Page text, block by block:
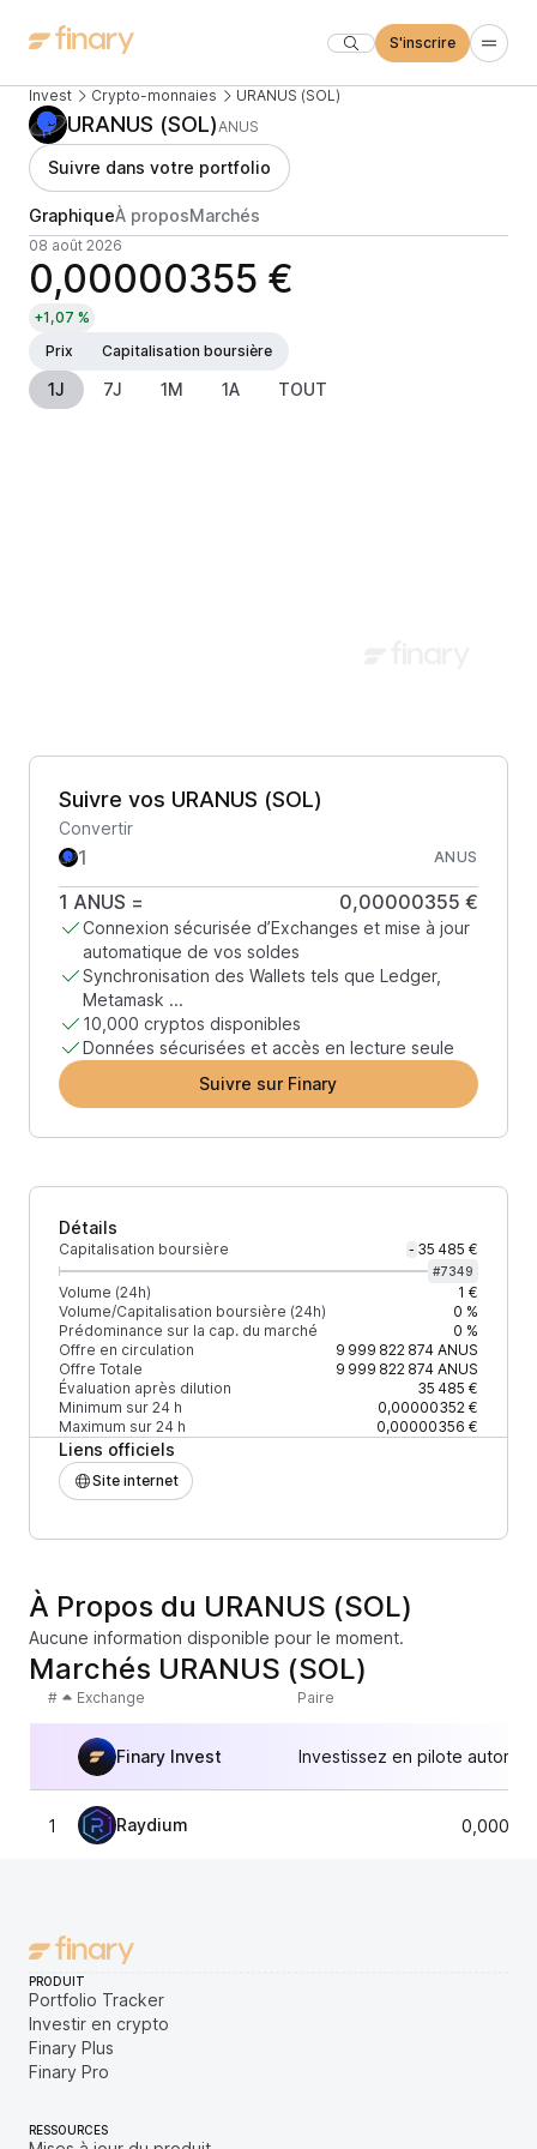
S'inscrire
Invest Crypto-monnaies URANUS (SOL)
URANUS (SOL)ANUS
Suivre dans votre portfolio
GraphiqueÀ proposMarchés
08 août 2026
0,00000355 €
+1,07 %
Prix
Capitalisation boursière
1J 7J 1M 1A TOUT
Suivre vos URANUS (SOL)
Convertir
ANUS
1 ANUS = 0,00000355 €
Connexion sécurisée d’Exchanges et mise à jour
automatique de vos soldes
Synchronisation des Wallets tels que Ledger,
Metamask ...
10,000 cryptos disponibles
Données sécurisées et accès en lecture seule
Suivre sur Finary
Détails
Capitalisation boursière - 35 485 €
#7349
Volume (24h)
1 €
Volume/Capitalisation boursière (24h)
0 %
Prédominance sur la cap. du marché
0 %
Offre en circulation
9 999 822 874ANUS
Offre Totale
9 999 822 874ANUS
Évaluation après dilution
35 485 €
Minimum sur 24 h
0,00000352 €
Maximum sur 24 h
0,00000356 €
Liens officiels
Site internet
À Propos du URANUS (SOL)
Aucune information disponible pour le moment.
Marchés URANUS (SOL)
# Exchange Paire
Finary Invest Investissez en pilote
1 Raydium
PRODUIT
Portfolio Tracker
Investir en crypto
Finary Plus
Finary Pro
RESSOURCES